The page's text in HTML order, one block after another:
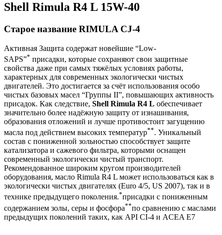
Shell Rimula R4 L 15W-40
Старое название RIMULA CJ-4
Активная Защита содержат новейшие “Low-
SAPS”* присадки, которые сохраняют свои защитные
свойства даже при самых тяжёлых условиях работы,
характерных для современных экологически чистых
двигателей. Это достигается за счёт использования особо
чистых базовых масел “Группы II”, повышающих активность
присадок. Как следствие, Shell Rimula R4 L обеспечивает
значительно более надёжную защиту от изнашивания,
образования отложений и лучше противостоит загущению
масла под действием высоких температур**. Уникальный
состав с пониженной зольностью способствует защите
катализатора и сажевого фильтра, которыми оснащен
современный экологически чистый транспорт.
Рекомендованное широким кругом производителей
оборудования, масло Rimula R4 L может использоваться как в
экологически чистых двигателях (Еuro 4/5, US 2007), так и в
технике предыдущего поколения.*присадки с пониженным
содержанием золы, серы и фосфора**по сравнению с маслами
предыдущих поколений таких, как API CI-4 и ACEA E7